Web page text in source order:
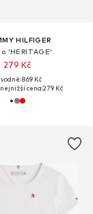
HILFIGER
'HERITAGE'
279 Kč
869 Kč
cena:279 Kč